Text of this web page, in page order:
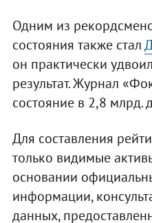
Одним из
состояния также стал
он практически
результат. Журнал
состояние в 2,8 млрд.
Для составления
только видимые
основании
информации,
данных,